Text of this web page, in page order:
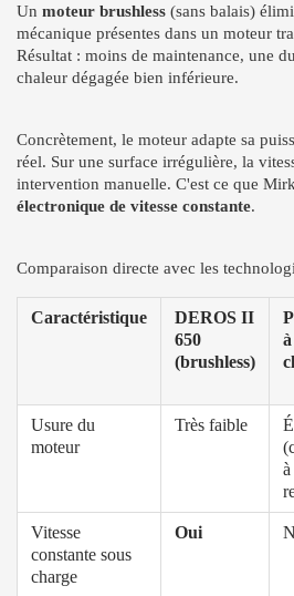
Un moteur brushless (sans balais)
mécanique présentes dans un moteur
Résultat : moins de maintenance, une
chaleur dégagée bien inférieure.
Concrètement, le moteur adapte sa
réel. Sur une surface irrégulière, la
intervention manuelle. C'est ce que
électronique de vitesse constante.
Comparaison directe avec les
Caractéristique
DEROS II
650
(brushless)
Usure du
moteur
Très faible
à
Vitesse
constante sous
charge
Oui